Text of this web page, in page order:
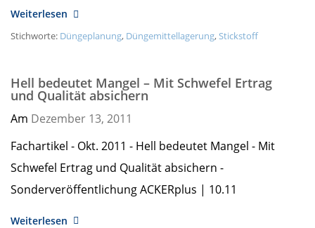
Weiterlesen
Stichworte: Düngeplanung, Düngemittellagerung,Stickstoff
Hell bedeutet Mangel – Mit Schwefel Ertrag
und Qualität absichern
Am Dezember 13, 2011
Fachartikel - Okt. 2011 - Hell bedeutet Mangel - Mit
Schwefel Ertrag und Qualität absichern -
Sonderveröffentlichung ACKERplus | 10.11
Weiterlesen